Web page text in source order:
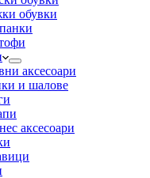
обувки
аксесоари
и шалове
аксесоари